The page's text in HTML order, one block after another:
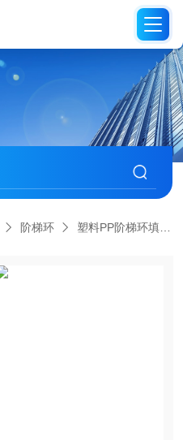
阶梯环 塑料PP阶梯环填料